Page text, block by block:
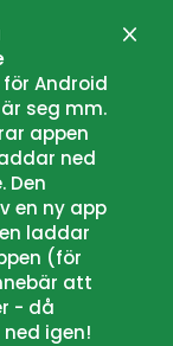
Android
seg mm.
appen
ned
Den
en ny app
laddar
(för
att
- då
igen!